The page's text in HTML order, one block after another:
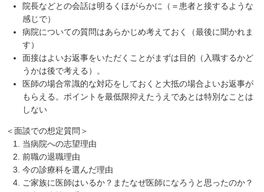
院長などとの会話は明るくほがらかに（＝患者と接するような
感じで）
病院についての質問はあらかじめ考えておく（最後に聞かれま
す）
面接はよいお返事をいただくことがまずは目的（入職するかど
うかは後で考える）。
医師の場合常識的な対応をしておくと大抵の場合よいお返事が
もらえる。ポイントを最低限抑えたうえであとは特別なことは
しない
＜面談での想定質問＞
当病院への志望理由
前職の退職理由
今の診療科を選んだ理由
ご家族に医師はいるか？またなぜ医師になろうと思ったのか？